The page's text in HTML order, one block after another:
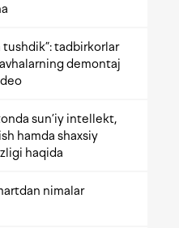
tushdik”: tadbirkorlar
demontaj
sun’iy intellekt,
hamda shaxsiy
haqida
nimalar